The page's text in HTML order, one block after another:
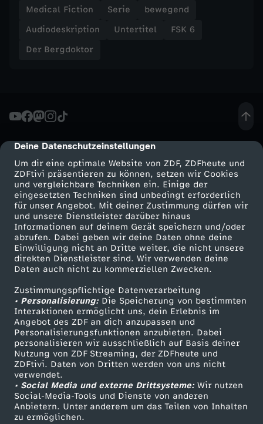
cmp-dialog-description
Deine Datenschutzeinstellungen
Um dir eine optimale Website von ZDF, ZDFheute und
ZDFtivi präsentieren zu können, setzen wir Cookies
und vergleichbare Techniken ein. Einige der
eingesetzten Techniken sind unbedingt erforderlich
für unser Angebot. Mit deiner Zustimmung dürfen wir
und unsere Dienstleister darüber hinaus
Informationen auf deinem Gerät speichern und/oder
abrufen. Dabei geben wir deine Daten ohne deine
Einwilligung nicht an Dritte weiter, die nicht unsere
direkten Dienstleister sind. Wir verwenden deine
Daten auch nicht zu kommerziellen Zwecken.
Zustimmungspflichtige Datenverarbeitung
• Personalisierung:Die Speicherung von bestimmten
Interaktionen ermöglicht uns, dein Erlebnis im
Angebot des ZDF an dich anzupassen und
Personalisierungsfunktionen anzubieten. Dabei
personalisieren wir ausschließlich auf Basis deiner
Nutzung von ZDF Streaming, der ZDFheute und
ZDFtivi. Daten von Dritten werden von uns nicht
verwendet.
• Social Media und externe Drittsysteme:Wir nutzen
Social-Media-Tools und Dienste von anderen
Anbietern. Unter anderem um das Teilen von Inhalten
zu ermöglichen.
Medical Fiction Serie
bewegend
Audiodeskription
Untertitel
FSK 6
Der Bergdoktor
Mehr ZDF
ZDF-Apps
Smart TV
ZDFtext
Livestreams
Sendungen A-Z
TV-Programm
Service
ZDFmitreden
Kontakt zum ZDF
Tickets
Zuschauerservice
Hilfe
ZDF Unternehmen
Karriere